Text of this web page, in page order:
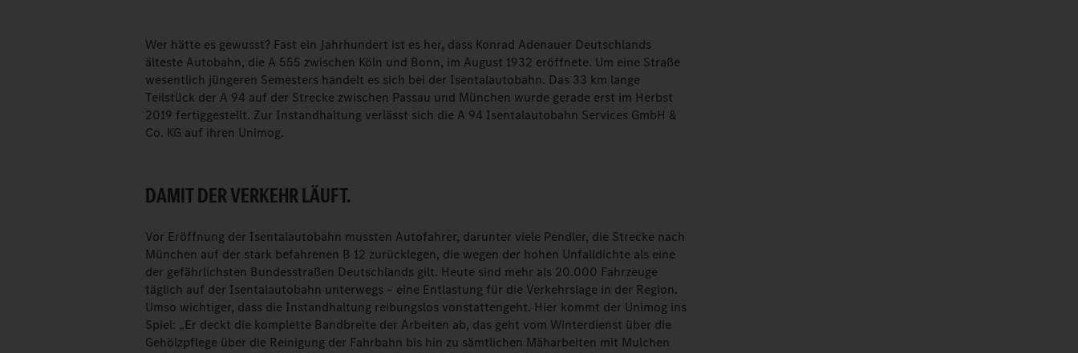
Wer hätte es gewusst? Fast ein Jahrhundert ist es her, dass Konrad Adenauer Deutschlands
älteste Autobahn, die A 555 zwischen Köln und Bonn, im August 1932 eröffnete. Um eine Straße
wesentlich jüngeren Semesters handelt es sich bei der Isentalautobahn. Das 33 km lange
Teilstück der A 94 auf der Strecke zwischen Passau und München wurde gerade erst im Herbst
2019 fertiggestellt. Zur Instandhaltung verlässt sich die A 94 Isentalautobahn Services GmbH &
Co. KG auf ihren Unimog.
DAMIT DER VERKEHR LÄUFT.
Vor Eröffnung der Isentalautobahn mussten Autofahrer, darunter viele Pendler, die Strecke nach
München auf der stark befahrenen B 12 zurücklegen, die wegen der hohen Unfalldichte als eine
der gefährlichsten Bundesstraßen Deutschlands gilt. Heute sind mehr als 20.000 Fahrzeuge
täglich auf der Isentalautobahn unterwegs – eine Entlastung für die Verkehrslage in der Region.
Umso wichtiger, dass die Instandhaltung reibungslos vonstattengeht. Hier kommt der Unimog ins
Spiel: „Er deckt die komplette Bandbreite der Arbeiten ab, das geht vom Winterdienst über die
Gehölzpflege über die Reinigung der Fahrbahn bis hin zu sämtlichen Mäharbeiten mit Mulchen